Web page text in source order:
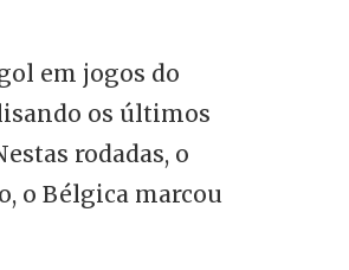
em jogos do
os últimos
rodadas, o
o Bélgica marcou